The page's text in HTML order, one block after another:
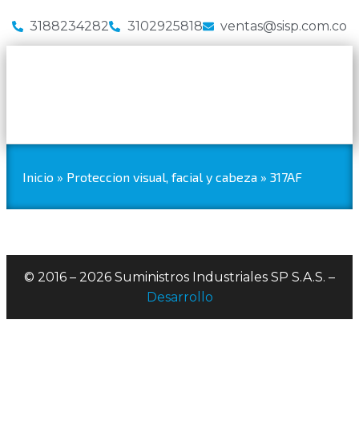
3188234282 3102925818 ventas@sisp.com.co
Inicio » Proteccion visual, facial y cabeza » 317AF
© 2016 – 2026 Suministros Industriales SP S.A.S. –
Desarrollo